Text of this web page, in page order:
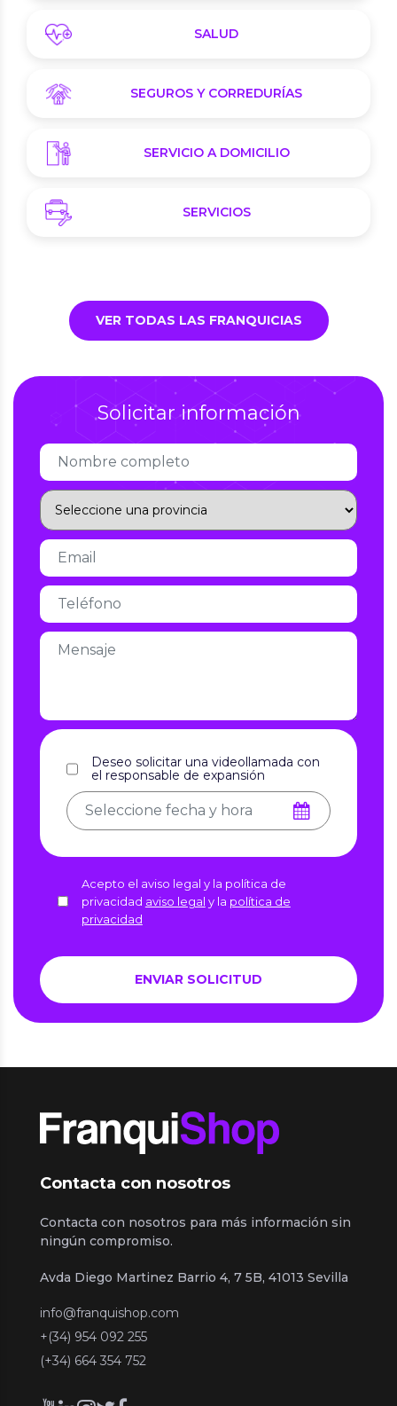
SALUD
SEGUROS Y CORREDURÍAS
SERVICIO A DOMICILIO
SERVICIOS
VER TODAS LAS FRANQUICIAS
Solicitar información
Deseo solicitar una videollamada con
el responsable de expansión
Acepto el aviso legal y la política de
privacidad aviso legal y la política de
privacidad
Contacta con nosotros
Contacta con nosotros para más información sin
ningún compromiso.
Avda Diego Martinez Barrio 4, 7 5B, 41013 Sevilla
info@franquishop.com
+(34) 954 092 255
(+34) 664 354 752